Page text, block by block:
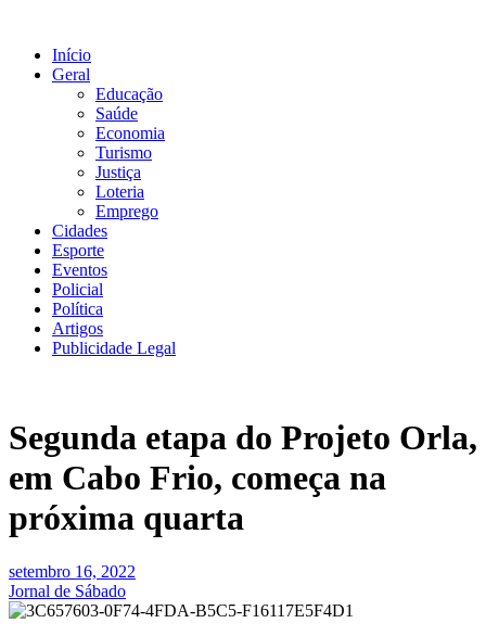
conteúdo
Início
Geral
Educação
Saúde
Economia
Turismo
Justiça
Loteria
Emprego
Cidades
Esporte
Eventos
Policial
Política
Artigos
Publicidade Legal
Segunda etapa do Projeto Orla,
em Cabo Frio, começa na
próxima quarta
setembro 16, 2022
Jornal de Sábado